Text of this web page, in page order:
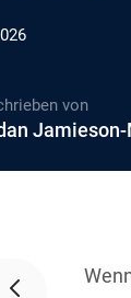
von
Jamieson-